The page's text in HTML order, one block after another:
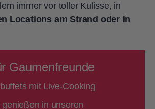
immer vor toller Kulisse, in
Locations am Strand oder in
Gaumenfreunde
mit Live-Cooking
genießen in unseren